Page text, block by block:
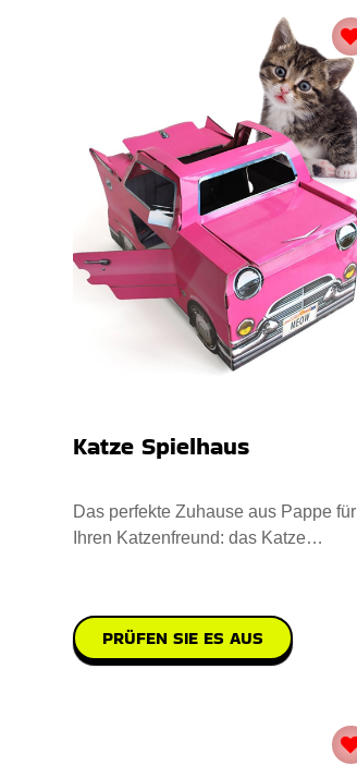
Katze Spielhaus
Das perfekte Zuhause aus Pappe für
Ihren Katzenfreund: das Katze
PRÜFEN SIE ES AUS